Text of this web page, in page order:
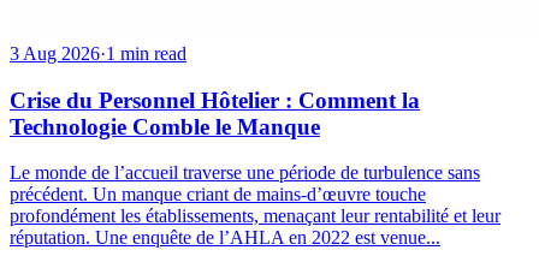
3 Aug 2026·1 min read
Crise du Personnel Hôtelier : Comment la
Technologie Comble le Manque
Le monde de l’accueil traverse une période de turbulence sans
précédent. Un manque criant de mains-d’œuvre touche
profondément les établissements, menaçant leur rentabilité et leur
réputation. Une enquête de l’AHLA en 2022 est venue...